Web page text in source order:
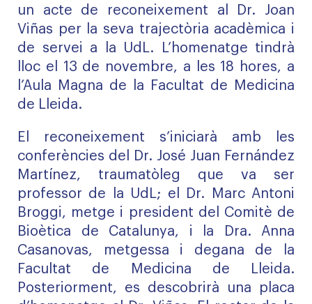
un acte de reconeixement al Dr. Joan
Viñas per la seva trajectòria acadèmica i
de servei a la UdL. L’homenatge tindrà
lloc el 13 de novembre, a les 18 hores, a
l’Aula Magna de la Facultat de Medicina
de Lleida.
El reconeixement s’iniciarà amb les
conferències del Dr. José Juan Fernández
Martínez, traumatòleg que va ser
professor de la UdL; el Dr. Marc Antoni
Broggi, metge i president del Comitè de
Bioètica de Catalunya, i la Dra. Anna
Casanovas, metgessa i degana de la
Facultat de Medicina de Lleida.
Posteriorment, es descobrirà una placa